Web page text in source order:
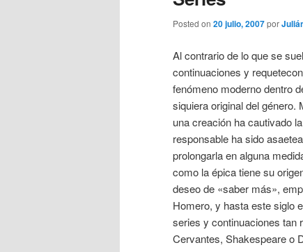
Posted on 20 julio, 2007por
Al contrario de lo que se
continuaciones y
fenómeno moderno dentro
siquiera original del género.
una creación ha cautivado
responsable ha sido
prolongarla en alguna
como la épica tiene su
deseo de «saber más»,
Homero, y hasta este siglo
series y continuaciones tan
Cervantes, Shakespeare o